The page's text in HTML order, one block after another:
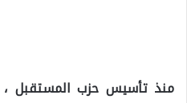
منذ تأسيس حزب